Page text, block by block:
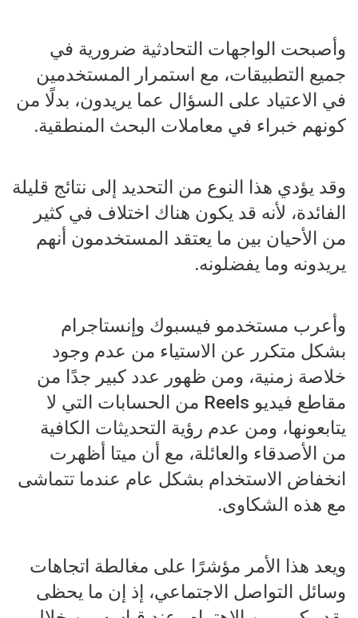
وأصبحت الواجهات التحادثية ضرورية في
جميع التطبيقات، مع استمرار المستخدمين
في الاعتياد على السؤال عما يريدون، بدلًا من
كونهم خبراء في معاملات البحث المنطقية.
وقد يؤدي هذا النوع من التحديد إلى نتائج قليلة
الفائدة، لأنه قد يكون هناك اختلاف في كثير
من الأحيان بين ما يعتقد المستخدمون أنهم
يريدونه وما يفضلونه.
وأعرب مستخدمو فيسبوك وإنستاجرام
بشكل متكرر عن الاستياء من عدم وجود
خلاصة زمنية، ومن ظهور عدد كبير جدًا من
مقاطع فيديو Reels من الحسابات التي لا
يتابعونها، ومن عدم رؤية التحديثات الكافية
من الأصدقاء والعائلة، مع أن ميتا أظهرت
انخفاض الاستخدام بشكل عام عندما تتماشى
مع هذه الشكاوى.
ويعد هذا الأمر مؤشرًا على مغالطة اتجاهات
وسائل التواصل الاجتماعي، إذ إن ما يحظى